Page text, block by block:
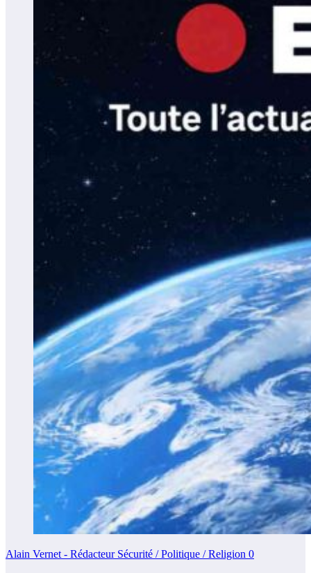
Alain Vernet - Rédacteur Sécurité / Politique / Religion 0